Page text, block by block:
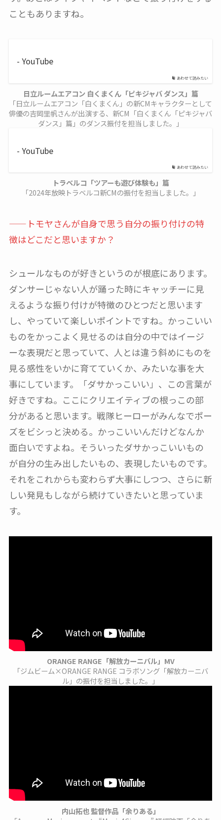
こともありますね。
あわせて読みたい
- YouTube
日立ルームエアコン 白くまくん「ピキジャバ ダンス」篇
「日立ルームエアコン「白くまくん」の新CMキャラクターとして
俳優の吉岡里帆さんが出演する、新CM「白くまくん「ピキジャバ
ダンス」篇」のダンス振付を担当しました。」
あわせて読みたい
- YouTube
トラベルコ「ツアーも遊び体験も」篇
「2024年放映トラベルコ新CMの振付を担当しました。」
——トモヤさんが自身で思う自分の振り付けの特
徴はどこだと思いますか？
シュールなものが好きというのが根底にあります。
ダンサーじゃない人が踊った時にキャッチーに見
えるような振り付けが特徴のひとつだと思います
し、やっていて楽しいポイントですね。かっこいい
ものをかっこよく見せるのは自分の中ではイージ
ーな表現だと思っていて、人とは違う斜めにものを
見る感性をいかに育てていくか、みたいな事を大
事にしています。「ダサかっこいい」、この言葉が
好きですね。ここにクリエイティブの根っこの部
分があると思います。戦隊ヒーローがみんなでポー
ズをビシっと決める。かっこいいんだけどなんか
面白いですよね。そういったダサかっこいいもの
が自分の生み出したいもの、表現したいものです。
それをこれからも変わらず大事にしつつ、さらに新
しい発見もしながら続けていきたいと思っていま
す。
ORANGE RANGE「解放カーニバル」MV
「ジムビーム×ORANGE RANGE コラボソング「解放カーニバ
ル」の振付を担当しました。」
内山拓也 監督作品「余りある」